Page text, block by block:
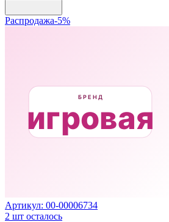
Распродажа-5%
Артикул: 00-00006734
2 шт осталось